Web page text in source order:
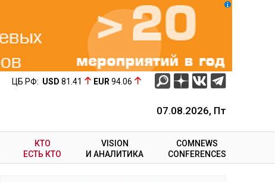
ЦБ РФ: USD 81.41 EUR 94.06
07.08.2026, Пт
КТО
ЕСТЬ КТО
VISION
И АНАЛИТИКА
COMNEWS
CONFERENCES